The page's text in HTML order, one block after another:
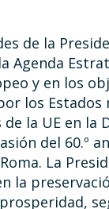
de la
Agenda
y en los
los Estados
la UE en la
del 60.º
La
la